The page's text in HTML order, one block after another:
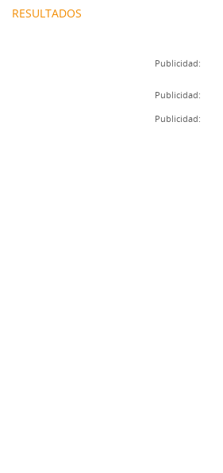
RESULTADOS
Publicidad:
Publicidad:
Publicidad: